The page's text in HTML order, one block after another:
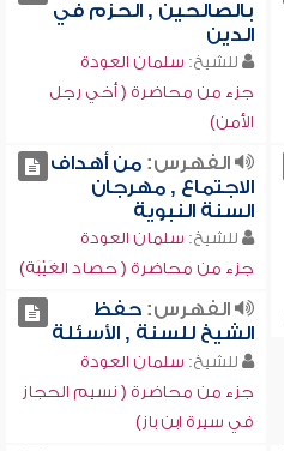
بالصالحين , الحزم في
الدين
للشيخ: سلمان العودة
جزء من محاضرة ( أخي رجل
الأمن)
الفهرس:من أهداف
الاجتماع , مهرجان
السنة النبوية
للشيخ: سلمان العودة
جزء من محاضرة ( حصاد الغَيْبَة)
الفهرس:حفظ
الشيخ للسنة , الأسئلة
للشيخ: سلمان العودة
جزء من محاضرة ( نسيم الحجاز
في سيرة ابن باز)